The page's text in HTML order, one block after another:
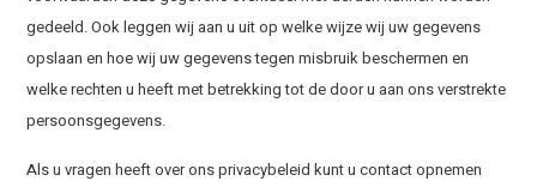
gedeeld. Ook leggen wij aan u uit op welke wijze wij uw gegevens
opslaan en hoe wij uw gegevens tegen misbruik beschermen en
welke rechten u heeft met betrekking tot de door u aan ons verstrekte
persoonsgegevens.
Als u vragen heeft over ons privacybeleid kunt u contact opnemen